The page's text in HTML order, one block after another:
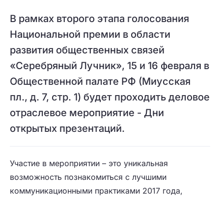
В рамках второго этапа голосования
Национальной премии в области
развития общественных связей
«Серебряный Лучник», 15 и 16 февраля в
Общественной палате РФ (Миусская
пл., д. 7, стр. 1) будет проходить деловое
отраслевое мероприятие - Дни
открытых презентаций.
Участие в мероприятии – это уникальная
возможность познакомиться с лучшими
коммуникационными практиками 2017 года,